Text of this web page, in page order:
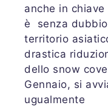
anche in
è senza
territorio
drastica
dello snow
Gennaio, si
ugualmente